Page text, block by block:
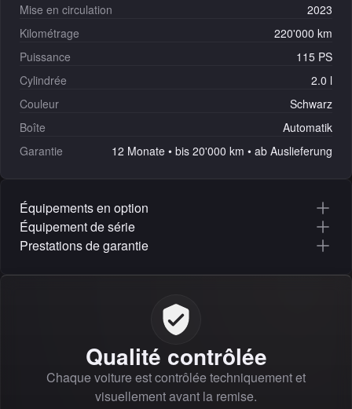
Mise en circulation
2023
Kilométrage
220'000 km
Puissance
115 PS
Cylindrée
2.0 l
Couleur
Schwarz
Boîte
Automatik
Garantie
12 Monate • bis 20'000 km • ab Auslieferung
Équipements en option
Équipement de série
Prestations de garantie
Qualité contrôlée
Chaque voiture est contrôlée techniquement et
visuellement avant la remise.